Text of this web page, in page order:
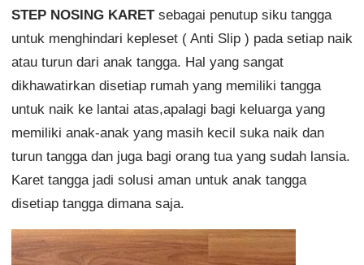
STEP NOSING KARETsebagai penutup siku tangga
untuk menghindari kepleset ( Anti Slip ) pada setiap naik
atau turun dari anak tangga. Hal yang sangat
dikhawatirkan disetiap rumah yang memiliki tangga
untuk naik ke lantai atas,apalagi bagi keluarga yang
memiliki anak-anak yang masih kecil suka naik dan
turun tangga dan juga bagi orang tua yang sudah lansia.
Karet tangga jadi solusi aman untuk anak tangga
disetiap tangga dimana saja.